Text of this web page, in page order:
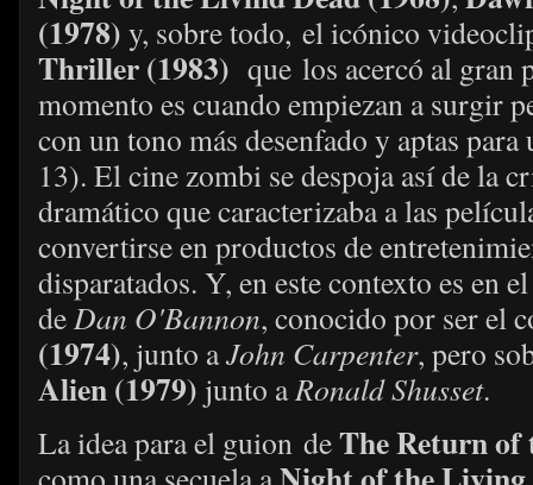
(1978) y, sobre todo, el icónico
Thriller (1983) que los acercó al gran
momento es cuando empiezan a surgir
con un tono más desenfado y aptas
13). El cine zombi se despoja así de la
dramático que caracterizaba a las
convertirse en productos de
disparatados. Y, en este contexto es en
de Dan O'Bannon, conocido por ser el
(1974), junto aJohn Carpenter, pero
Alien (1979) junto aRonald Shusset.
La idea para el guion deThe Return